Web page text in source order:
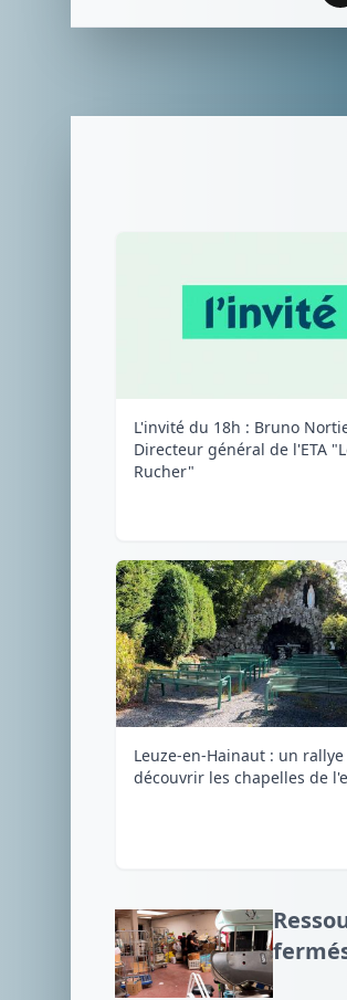
L'invité du 18h : Bruno
Directeur général de l'ETA
Rucher"
Leuze-en-Hainaut : un
découvrir les chapelles de